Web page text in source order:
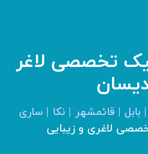
تخصصی لاغر
| قائمشهر | نکا | ساری
لاغری و زیبایی